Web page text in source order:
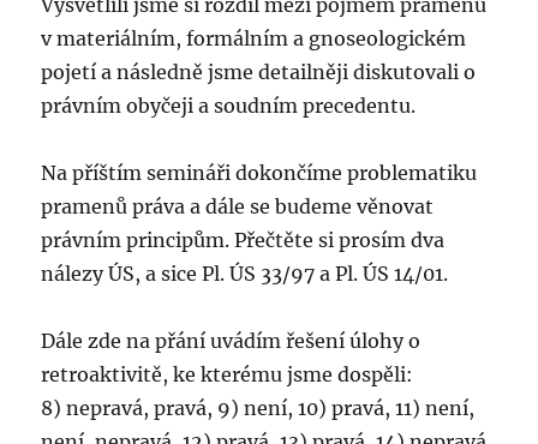
Vysvětlili jsme si rozdíl mezi pojmem pramenů
v materiálním, formálním a gnoseologickém
pojetí a následně jsme detailněji diskutovali o
právním obyčeji a soudním precedentu.
Na příštím semináři dokončíme problematiku
pramenů práva a dále se budeme věnovat
právním principům. Přečtěte si prosím dva
nálezy ÚS, a sice Pl. ÚS 33/97 a Pl. ÚS 14/01.
Dále zde na přání uvádím řešení úlohy o
retroaktivitě, ke kterému jsme dospěli:
8) nepravá, pravá, 9) není, 10) pravá, 11) není,